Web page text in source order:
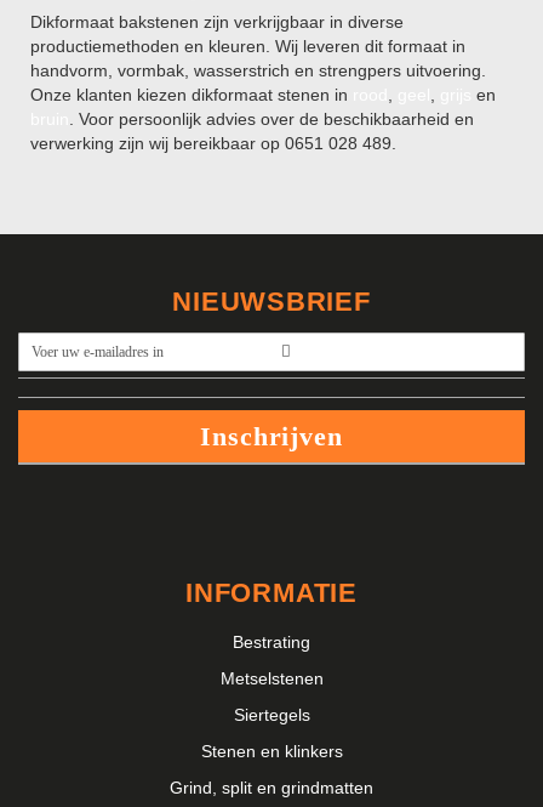
Dikformaat bakstenen zijn verkrijgbaar in diverse
productiemethoden en kleuren. Wij leveren dit formaat in
handvorm, vormbak, wasserstrich en strengpers uitvoering.
Onze klanten kiezen dikformaat stenen in
en
. Voor persoonlijk advies over de beschikbaarheid en
verwerking zijn wij bereikbaar op 0651 028 489.
NIEUWSBRIEF
Abonneer
u
onze
nieuwsbrief
Inschrijven
INFORMATIE
Bestrating
Metselstenen
Siertegels
Stenen en klinkers
Grind, split en grindmatten